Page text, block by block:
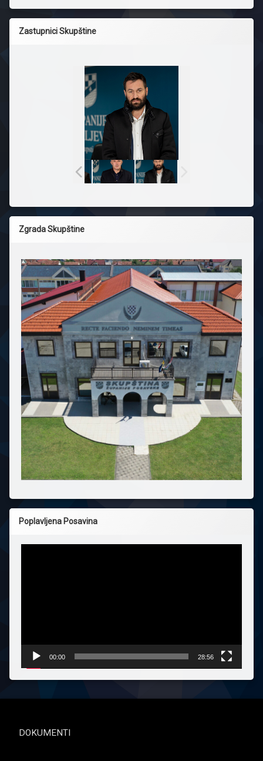
Zastupnici Skupštine
Zgrada Skupštine
Poplavljena Posavina
00:00 28:56
DOKUMENTI